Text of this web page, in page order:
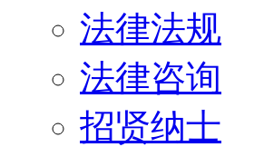
法律法规
法律咨询
招贤纳士